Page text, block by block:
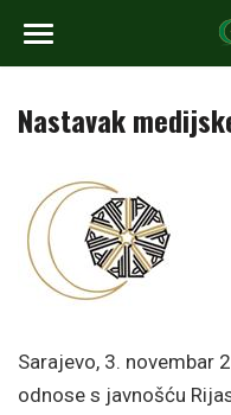
Nastavak
Sarajevo, 3. novembar
odnose s javnošću